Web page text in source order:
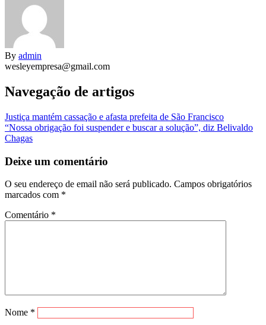
By admin
wesleyempresa@gmail.com
Navegação de artigos
Justiça mantém cassação e afasta prefeita de São Francisco
“Nossa obrigação foi suspender e buscar a solução”, diz Belivaldo
Chagas
Deixe um comentário
O seu endereço de email não será publicado. Campos obrigatórios
marcados com *
Comentário *
Nome *